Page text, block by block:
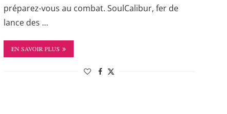
préparez-vous au combat. SoulCalibur, fer de
lance des …
EN SAVOIR PLUS